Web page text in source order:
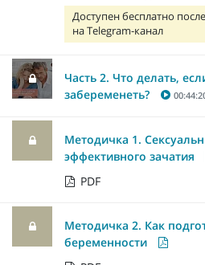
Доступен бесплатно после
на Telegram-канал
Часть 2. Что делать,
забеременеть?
Методичка 1.
эффективного зачатия
PDF
Методичка 2. Как
беременности